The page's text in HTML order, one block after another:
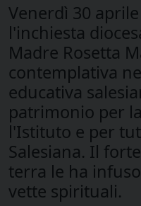
Venerdì 30
l'inchiesta
Madre Rosetta
contemplativa
educativa
patrimonio per
l'Istituto e per
Salesiana. Il
terra le ha
vette spirituali.